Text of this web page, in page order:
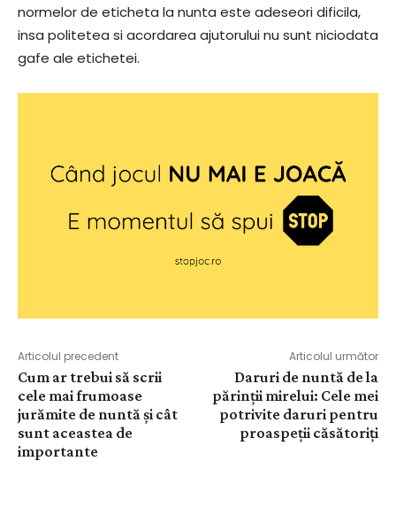
normelor de eticheta la nunta este adeseori dificila,
insa politetea si acordarea ajutorului nu sunt niciodata
gafe ale etichetei.
Articolul precedent
Cum ar trebui să scrii
cele mai frumoase
jurămite de nuntă și cât
sunt aceastea de
importante
Articolul următor
Daruri de nuntă de la
părinții mirelui: Cele mei
potrivite daruri pentru
proaspeții căsătoriți